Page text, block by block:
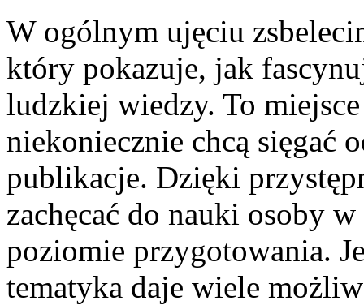
W ogólnym ujęciu
który pokazuje, jak
ludzkiej wiedzy. To
niekoniecznie chcą sięgać
publikacje. Dzięki
zachęcać do nauki osoby
poziomie przygotowania.
tematyka daje wiele